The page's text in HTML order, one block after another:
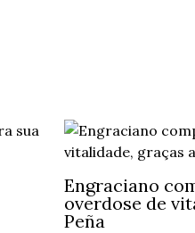
Engraciano
overdose de
Peña